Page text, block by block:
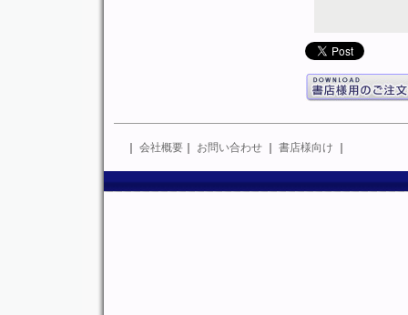
会社概要 お問い合わせ 書店様向け